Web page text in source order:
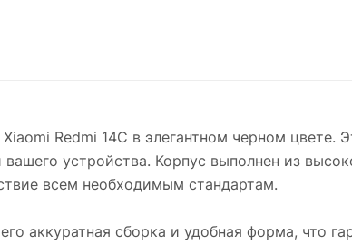
Redmi 14C в элегантном черном цвете.
устройства. Корпус выполнен из
всем необходимым стандартам.
аккуратная сборка и удобная форма, что